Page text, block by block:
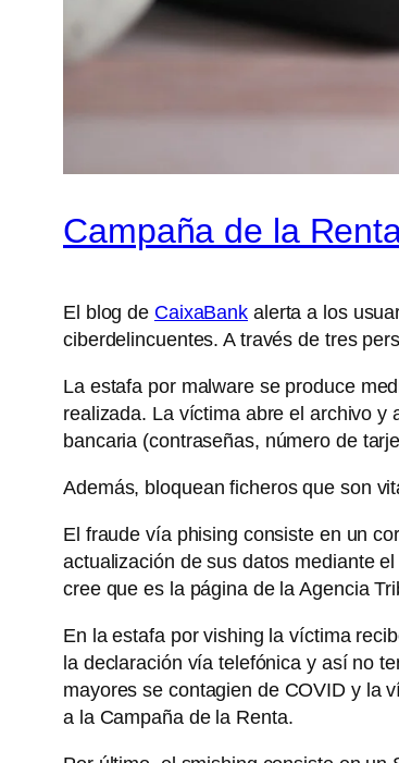
Campaña de la
El blog de CaixaBank alerta a los
ciberdelincuentes. A través de tres
La estafa por malware se produce
realizada. La víctima abre el archivo y
bancaria (contraseñas, número de
Además, bloquean ficheros que son
El fraude vía phising consiste en un
actualización de sus datos mediante
cree que es la página de la Agencia
En la estafa por vishing la víctima
la declaración vía telefónica y así no
mayores se contagien de COVID y la
a la Campaña de la Renta.